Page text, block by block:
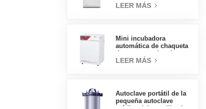
160L Incubadoras
LEER MÁS
Mini incubadora
automática de chaqueta
laboratorio, tipo
LEER MÁS
Autoclave portátil de la
pequeña autoclave